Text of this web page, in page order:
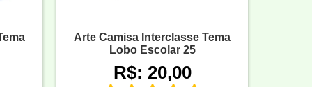
Arte Camisa Interclasse Tema
Lobo Escolar 25
R$: 20,00